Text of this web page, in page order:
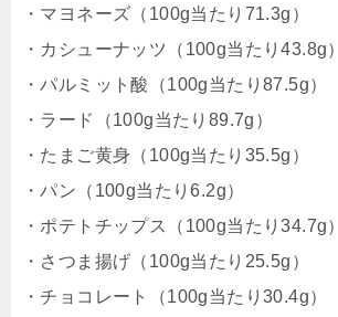
・マヨネーズ（100g当たり71.3g）
・カシューナッツ（100g当たり43.8g）
・パルミット酸（100g当たり87.5g）
・ラード（100g当たり89.7g）
・たまご黄身（100g当たり35.5g）
・パン（100g当たり6.2g）
・ポテトチップス（100g当たり34.7g）
・さつま揚げ（100g当たり25.5g）
・チョコレート（100g当たり30.4g）